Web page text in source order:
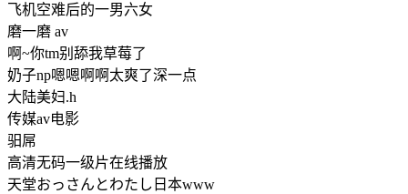
飞机空难后的一男六女
磨一磨 av
啊~你tm别舔我草莓了
奶子np嗯嗯啊啊太爽了深一点
大陆美妇.h
传媒av电影
驲屌
高清无码一级片在线播放
天堂おっさんとわたし日本www